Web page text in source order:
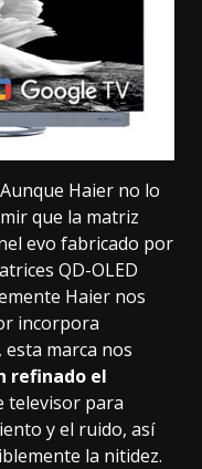
Haier no lo
que la matriz
evo fabricado por
QD-OLED
Haier nos
incorpora
esta marca nos
refinado el
televisor para
y el ruido, así
la nitidez.